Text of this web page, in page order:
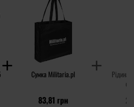
Сумка Militaria.pl
83,81 грн
Рідина